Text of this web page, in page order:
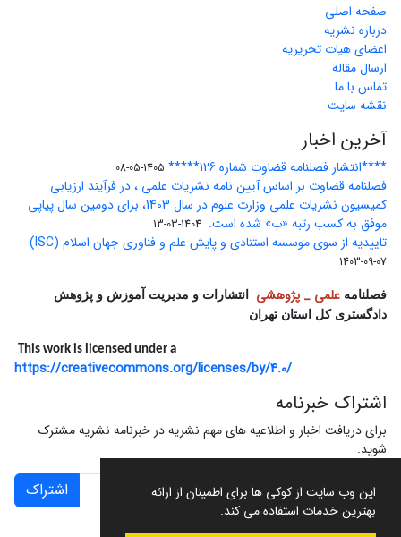
این وب سایت از کوکی ها برای اطمینان از ارائه
بهترین خدمات استفاده می کند.
صفحه اصلی
درباره نشریه
اعضای هیات تحریریه
ارسال مقاله
تماس با ما
نقشه سایت
آخرین اخبار
****انتشار فصلنامه قضاوت شماره 126***** 1405-05-08
فصلنامه قضاوت بر اساس آیین نامه نشریات علمی ، در فرآیند ارزیابی
کمیسیون نشریات علمی وزارت علوم در سال 1403، برای دومین سال پیاپی
موفق به کسب رتبه «ب» شده است. 1404-03-13
تاییدیه از سوی موسسه استنادی و پایش علم و فناوری جهان اسلام (ISC)
1403-09-07
فصلنامه علمی _ پژوهشی
انتشارات و مدیریت آموزش و پژوهش
دادگستری کل استان تهران
This work is licensed under a
https://creativecommons.org/licenses/by/4.0/
اشتراک خبرنامه
برای دریافت اخبار و اطلاعیه های مهم نشریه در خبرنامه نشریه مشترک
شوید.
اشتراک